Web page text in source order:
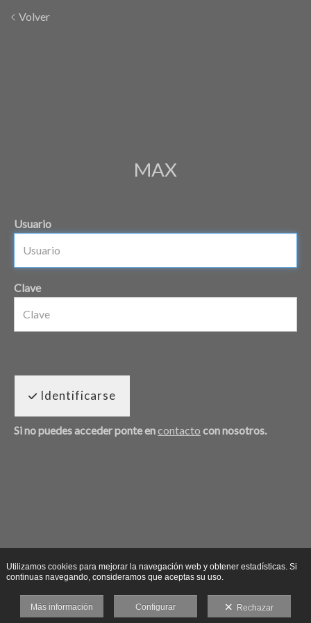
Volver
MAX
Usuario
Clave
Identificarse
Si no puedes acceder ponte encontacto con nosotros.
Utilizamos cookies para mejorar la navegación web y obtener estadísticas. Si
continuas navegando, consideramos que aceptas su uso.
Más información Configurar Rechazar